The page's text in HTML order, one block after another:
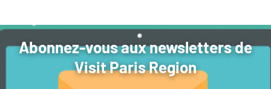
Abonnez-vous aux newsletters de
Visit Paris Region